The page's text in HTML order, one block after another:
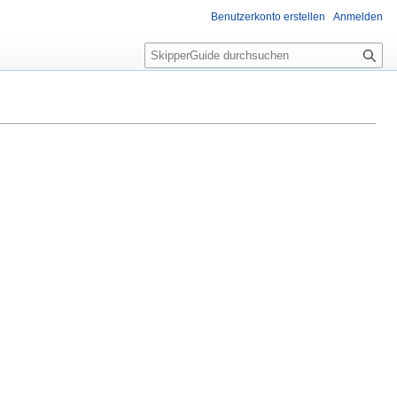
Benutzerkonto erstellen Anmelden
S
u
e